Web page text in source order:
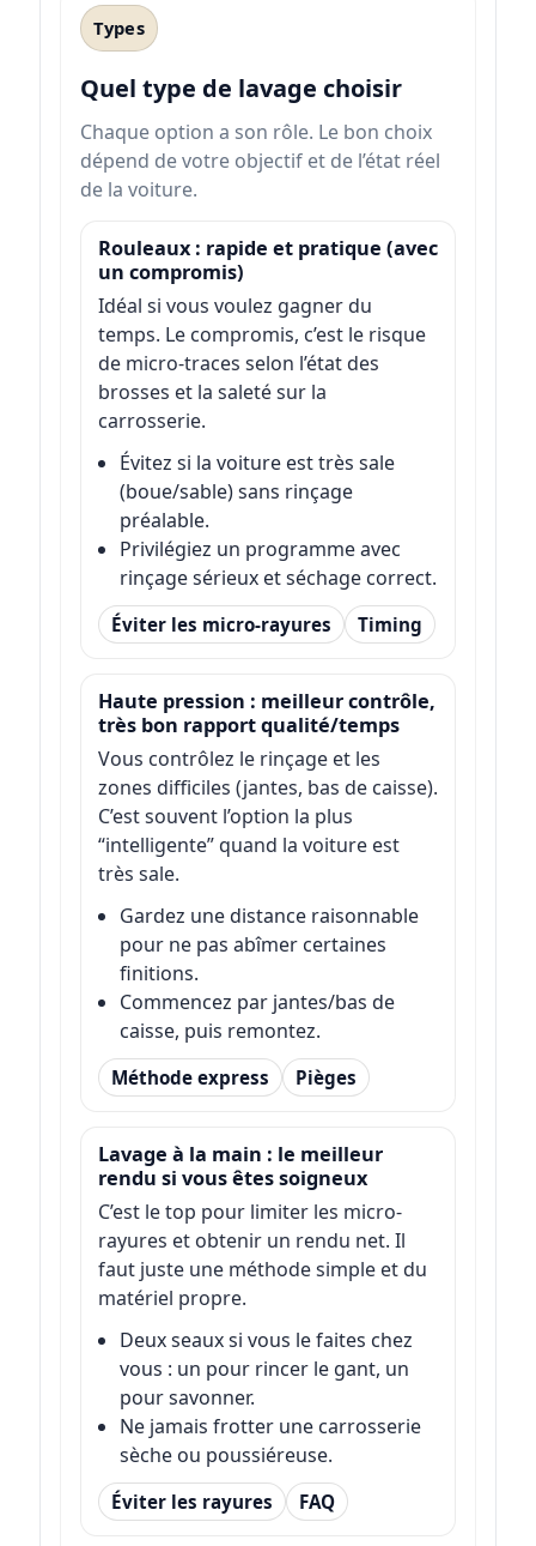
Types
Quel type de lavage choisir
Chaque option a son rôle. Le bon choix
dépend de votre objectif et de l’état réel
de la voiture.
Rouleaux : rapide et pratique (avec
un compromis)
Idéal si vous voulez gagner du
temps. Le compromis, c’est le risque
de micro-traces selon l’état des
brosses et la saleté sur la
carrosserie.
Évitez si la voiture est très sale
(boue/sable) sans rinçage
préalable.
Privilégiez un programme avec
rinçage sérieux et séchage correct.
Éviter les micro-rayures Timing
Haute pression : meilleur contrôle,
très bon rapport qualité/temps
Vous contrôlez le rinçage et les
zones difficiles (jantes, bas de caisse).
C’est souvent l’option la plus
“intelligente” quand la voiture est
très sale.
Gardez une distance raisonnable
pour ne pas abîmer certaines
finitions.
Commencez par jantes/bas de
caisse, puis remontez.
Méthode express Pièges
Lavage à la main : le meilleur
rendu si vous êtes soigneux
C’est le top pour limiter les micro-
rayures et obtenir un rendu net. Il
faut juste une méthode simple et du
matériel propre.
Deux seaux si vous le faites chez
vous : un pour rincer le gant, un
pour savonner.
Ne jamais frotter une carrosserie
sèche ou poussiéreuse.
Éviter les rayures FAQ